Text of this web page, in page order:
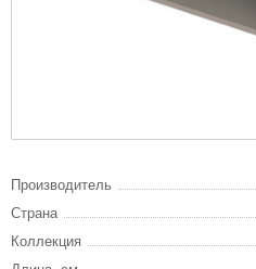
Производитель
Страна
Коллекция